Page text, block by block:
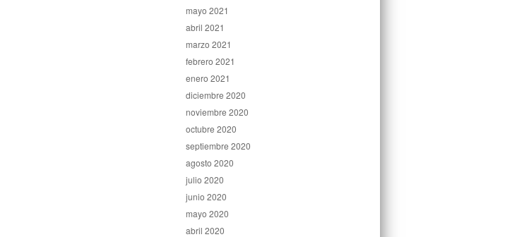
mayo 2021
abril 2021
marzo 2021
febrero 2021
enero 2021
diciembre 2020
noviembre 2020
octubre 2020
septiembre 2020
agosto 2020
julio 2020
junio 2020
mayo 2020
abril 2020